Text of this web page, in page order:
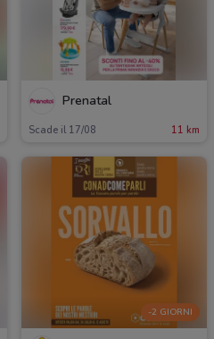
Prenatal
Scade il 17/08 11 km
-2 GIORNI